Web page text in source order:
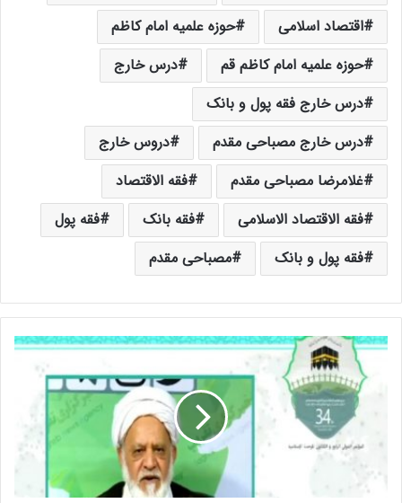
اقتصاد اسلامی
حوزه علمیه امام کاظم
حوزه علمیه امام کاظم قم
درس خارج
درس خارج فقه پول و بانک
درس خارج مصباحی مقدم
دروس خارج
غلامرضا مصباحی مقدم
فقه الاقتصاد
فقه الاقتصاد الاسلامی
فقه بانک
فقه پول
فقه پول و بانک
مصباحی مقدم
ف
خ